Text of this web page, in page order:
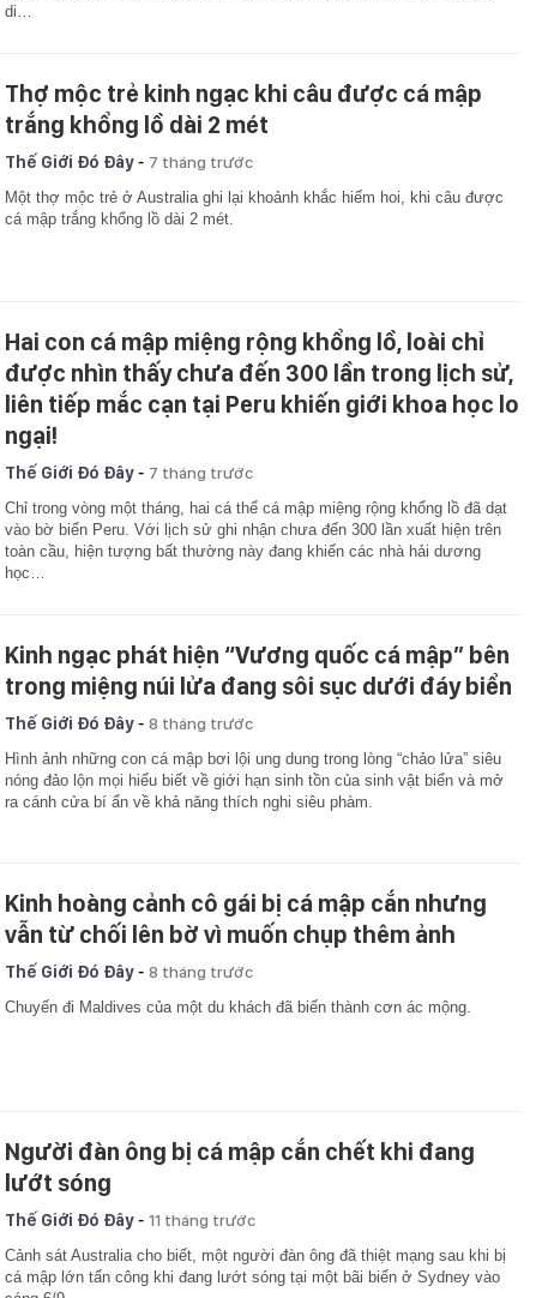
di…
Thợ mộc trẻ kinh ngạc khi câu được cá mập
trắng khổng lồ dài 2 mét
Thế Giới Đó Đây- 7 tháng trước
Một thợ mộc trẻ ở Australia ghi lại khoảnh khắc hiếm hoi, khi câu được
cá mập trắng khổng lồ dài 2 mét.
Hai con cá mập miệng rộng khổng lồ, loài chỉ
được nhìn thấy chưa đến 300 lần trong lịch sử,
liên tiếp mắc cạn tại Peru khiến giới khoa học lo
ngại!
Thế Giới Đó Đây- 7 tháng trước
Chỉ trong vòng một tháng, hai cá thể cá mập miệng rộng khổng lồ đã dạt
vào bờ biển Peru. Với lịch sử ghi nhận chưa đến 300 lần xuất hiện trên
toàn cầu, hiện tượng bất thường này đang khiến các nhà hải dương
học…
Kinh ngạc phát hiện “Vương quốc cá mập” bên
trong miệng núi lửa đang sôi sục dưới đáy biển
Thế Giới Đó Đây- 8 tháng trước
Hình ảnh những con cá mập bơi lội ung dung trong lòng “chảo lửa” siêu
nóng đảo lộn mọi hiểu biết về giới hạn sinh tồn của sinh vật biển và mở
ra cánh cửa bí ẩn về khả năng thích nghi siêu phàm.
Kinh hoàng cảnh cô gái bị cá mập cắn nhưng
vẫn từ chối lên bờ vì muốn chụp thêm ảnh
Thế Giới Đó Đây- 8 tháng trước
Chuyến đi Maldives của một du khách đã biến thành cơn ác mộng.
Người đàn ông bị cá mập cắn chết khi đang
lướt sóng
Thế Giới Đó Đây- 11 tháng trước
Cảnh sát Australia cho biết, một người đàn ông đã thiệt mạng sau khi bị
cá mập lớn tấn công khi đang lướt sóng tại một bãi biển ở Sydney vào